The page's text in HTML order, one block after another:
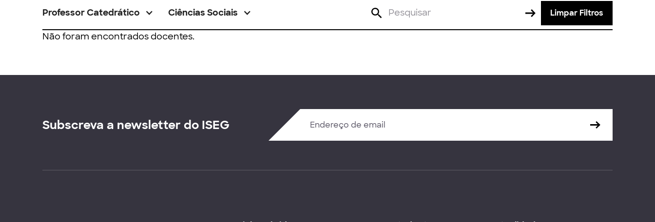
Professor Catedrático Ciências Sociais Limpar Filtros
Não foram encontrados docentes.
Subscreva a newsletter do ISEG